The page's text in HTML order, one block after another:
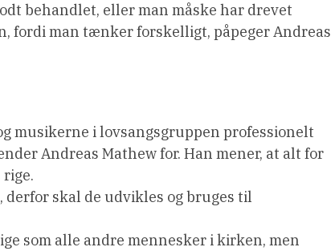
behandlet, eller man måske har drevet
fordi man tænker forskelligt, påpeger Andreas
musikerne i lovsangsgruppen professionelt
Andreas Mathew for. Han mener, at alt for
skal de udvikles og bruges til
som alle andre mennesker i kirken, men